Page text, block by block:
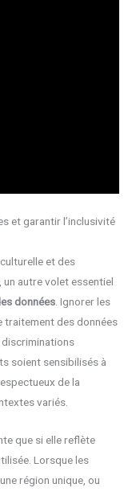
et garantir l’inclusivité
et des
autre volet essentiel
données . Ignorer les
traitement des données
discriminations
soient sensibilisés à
de la
variés.
que si elle reflète
Lorsque les
région unique, ou